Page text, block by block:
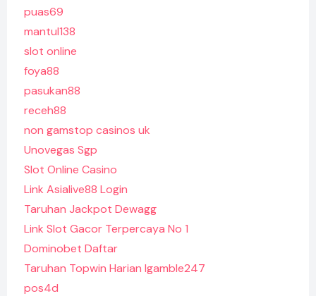
puas69
mantul138
slot online
foya88
pasukan88
receh88
non gamstop casinos uk
Unovegas Sgp
Slot Online Casino
Link Asialive88 Login
Taruhan Jackpot Dewagg
Link Slot Gacor Terpercaya No 1
Dominobet Daftar
Taruhan Topwin Harian Igamble247
pos4d